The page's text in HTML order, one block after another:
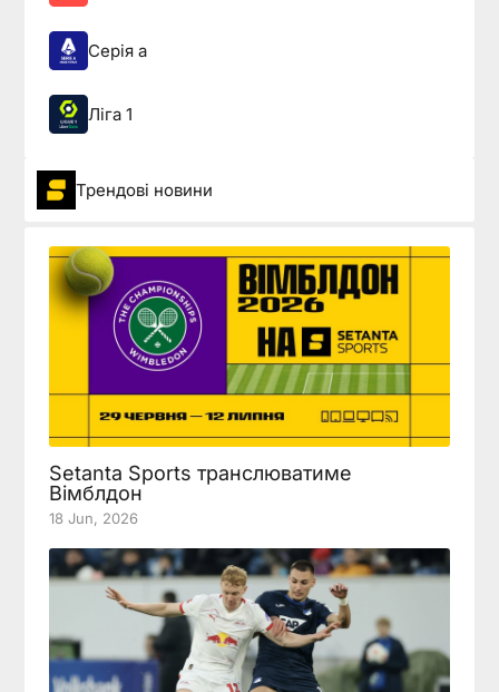
Серія а
Ліга 1
Трендові новини
Setanta Sports транслюватиме
Вімблдон
18 Jun, 2026